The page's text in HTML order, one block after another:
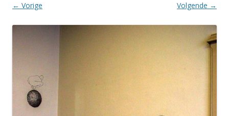
← Vorige Volgende →